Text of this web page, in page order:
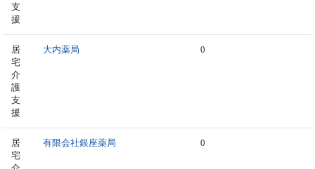
支
援
居
宅
介
護
支
援
大内薬局 0
居
宅
有限会社銀座薬局 0